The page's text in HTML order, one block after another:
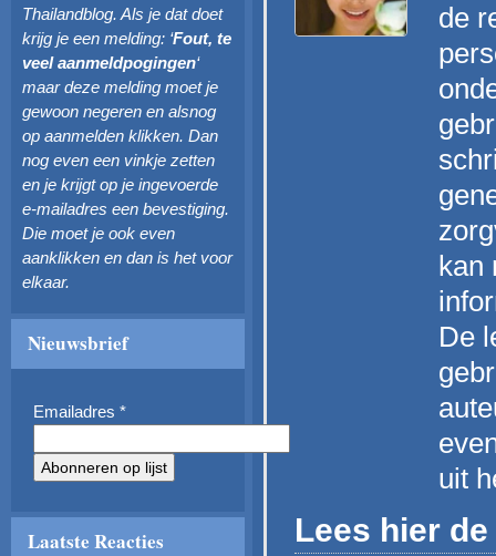
Thailandblog. Als je dat doet
krijg je een melding: ‘Fout, te
veel aanmeldpogingen‘
maar deze melding moet je
gewoon negeren en alsnog
op aanmelden klikken. Dan
nog even een vinkje zetten
en je krijgt op je ingevoerde
e-mailadres een bevestiging.
Die moet je ook even
aanklikken en dan is het voor
elkaar.
Nieuwsbrief
Emailadres *
Laatste Reacties
de
kan
De
uit
Lees hier